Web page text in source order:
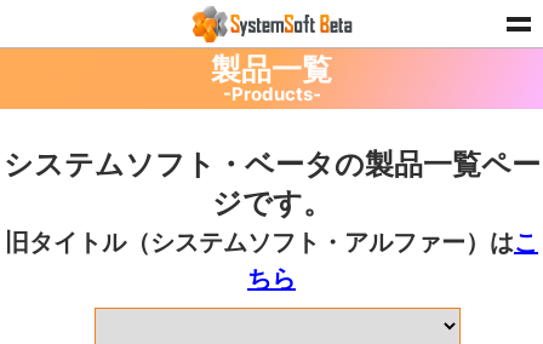
製品一覧
-Products-
システムソフト・ベータの製品一覧ペー
ジです。
旧タイトル（システムソフト・アルファー）はこ
ちら